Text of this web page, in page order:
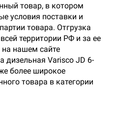
товар, в котором
условия поставки и
товара. Отгрузка
территории РФ и за ее
нашем сайте
дизельная Varisco JD 6-
более широкое
товара в категории